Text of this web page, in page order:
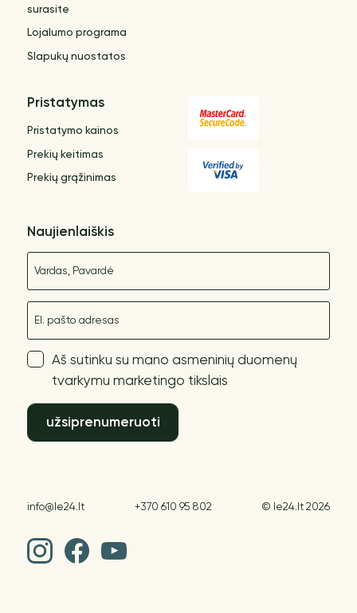
surasite
Lojalumo programa
Slapukų nuostatos
Pristatymas
Pristatymo kainos
Prekių keitimas
Prekių grąžinimas
Naujienlaiškis
Aš sutinku su mano asmeninių duomenų
tvarkymu marketingo tikslais
užsiprenumeruoti
info@le24.lt +370 610 95 802 © le24.lt 2026